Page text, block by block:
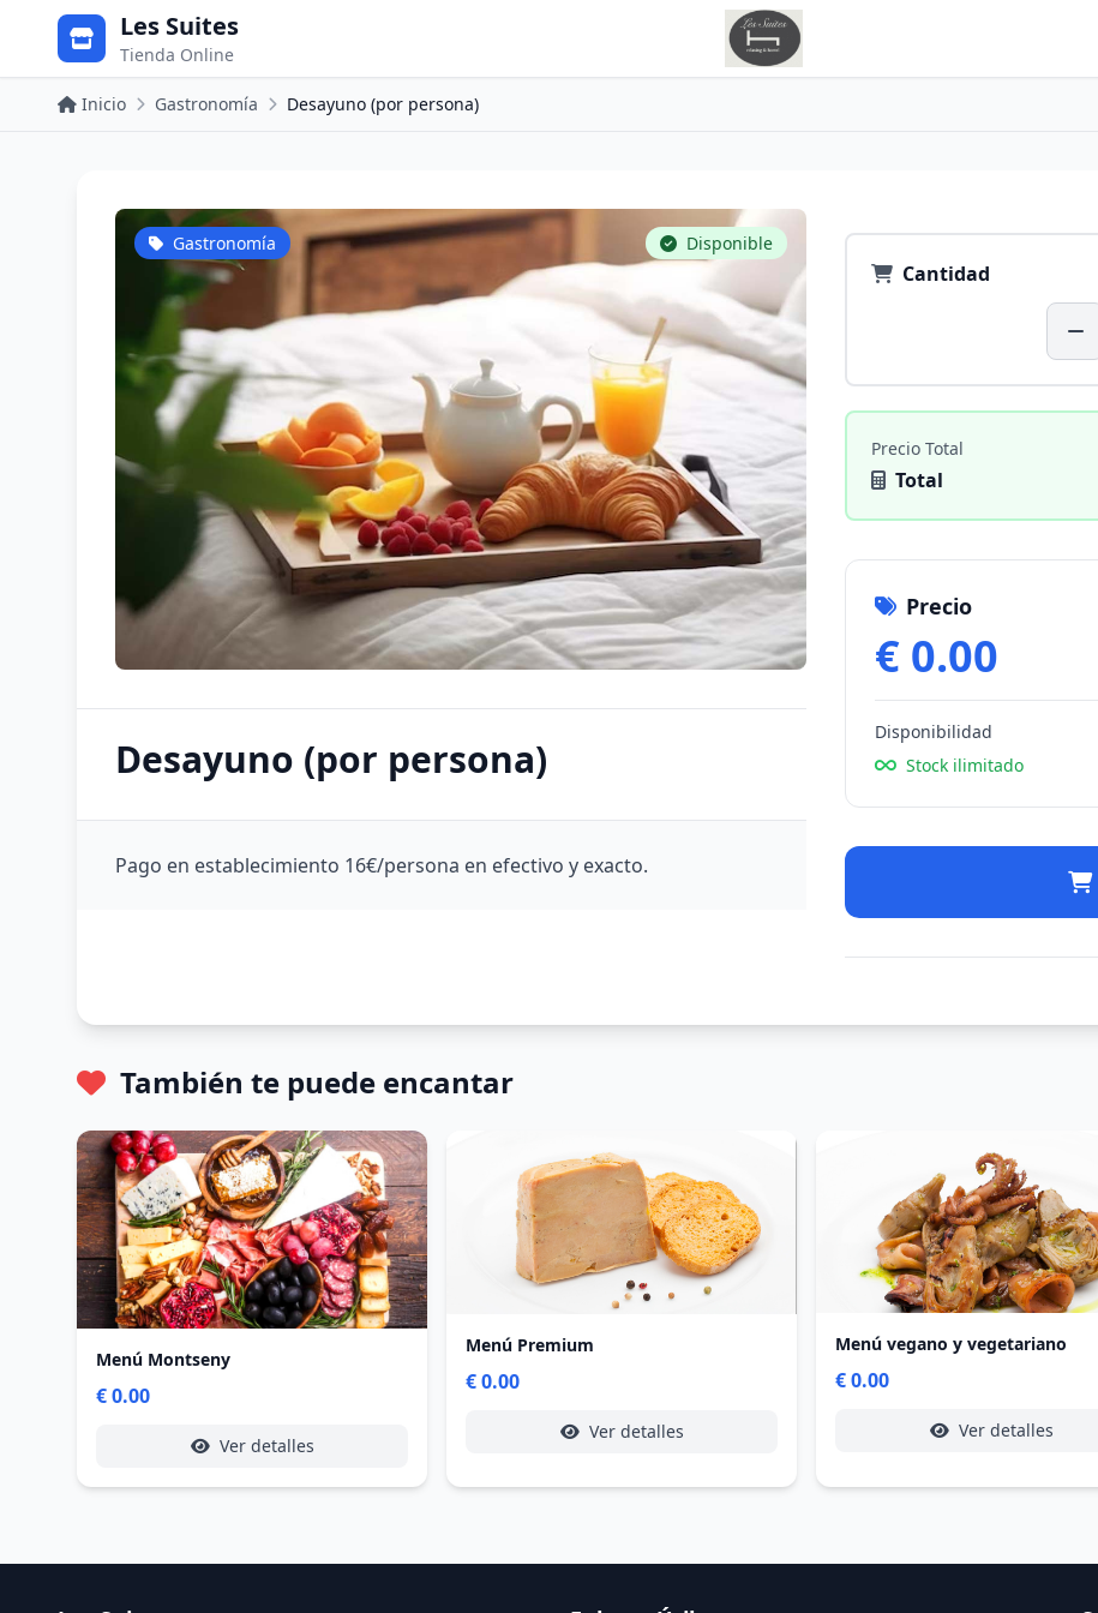
Les Suites
Tienda Online
Inicio Gastronomía Desayuno (por persona)
Gastronomía Disponible
Desayuno (por persona)
Pago en establecimiento 16€/persona en efectivo y exacto.
Cantidad
Precio Total
Total
Precio
€ 0.00
Disponibilidad
Stock ilimitado
También te puede encantar
Menú Montseny
€ 0.00
Ver detalles
Menú Premium
€ 0.00
Ver detalles
Menú vegano y vegetariano
€ 0.00
Ver detalles